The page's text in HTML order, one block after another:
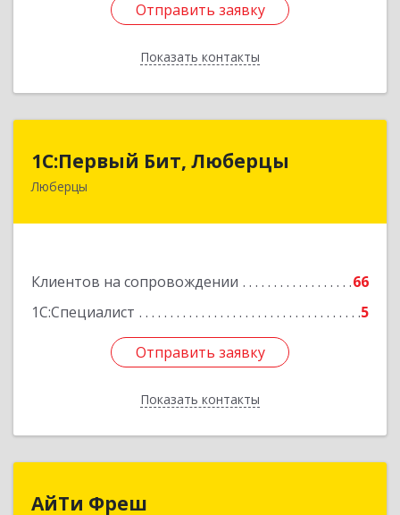
Отправить заявку
Показать контакты
Отправить заявку
Назад
1С:Первый Бит, Люберцы
Люберцы
Клиентов на сопровождении
66
1С:Специалист
5
Отправить заявку
Показать контакты
1С:Первый Бит, Люберцы
140009, Московская обл, Люберецкий р-н,
Отправить заявку
Назад
АйТи Фреш